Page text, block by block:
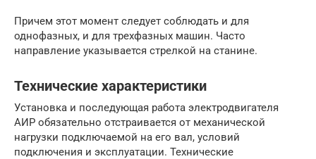
Причем этот момент следует соблюдать и для
однофазных, и для трехфазных машин. Часто
направление указывается стрелкой на станине.
Технические характеристики
Установка и последующая работа электродвигателя
АИР обязательно отстраивается от механической
нагрузки подключаемой на его вал, условий
подключения и эксплуатации. Технические